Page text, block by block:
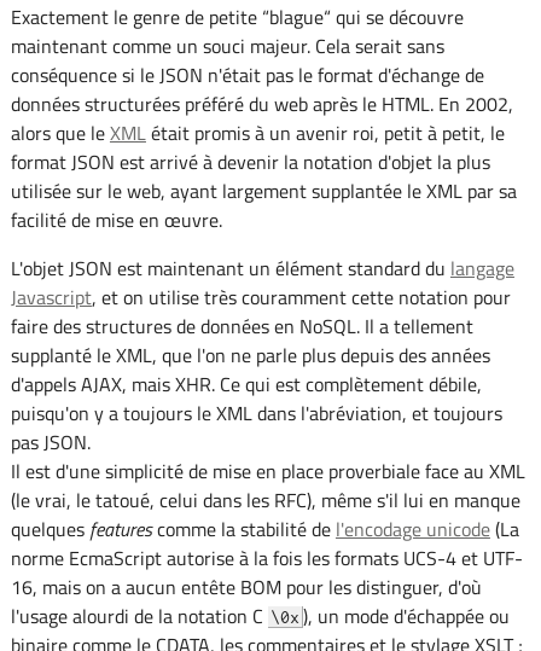
Exactement le genre de petite “blague“ qui se découvre
maintenant comme un souci majeur. Cela serait sans
conséquence si le JSON n'était pas le format d'échange de
données structurées préféré du web après le HTML. En 2002,
alors que leXMLétait promis à un avenir roi, petit à petit, le
format JSON est arrivé à devenir la notation d'objet la plus
utilisée sur le web, ayant largement supplantée le XML par sa
facilité de mise en œuvre.
L'objet JSON est maintenant un élément standard du langage
Javascript, et on utilise très couramment cette notation pour
faire des structures de données en NoSQL. Il a tellement
supplanté le XML, que l'on ne parle plus depuis des années
d'appels AJAX, mais XHR. Ce qui est complètement débile,
puisqu'on y a toujours le XML dans l'abréviation, et toujours
pas JSON.
Il est d'une simplicité de mise en place proverbiale face au XML
(le vrai, le tatoué, celui dans les RFC), même s'il lui en manque
quelques featurescomme la stabilité de l'encodage unicode(La
norme EcmaScript autorise à la fois les formats UCS-4 et UTF-
16, mais on a aucun entête BOM pour les distinguer, d'où
l'usage alourdi de la notation C \0x ), un mode d'échappée ou
binaire comme le CDATA, les commentaires et le stylage XSLT ;